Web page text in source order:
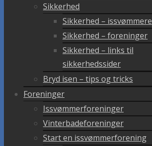
Sikkerhed
Sikkerhed – issvømmere
Sikkerhed – foreninger
Sikkerhed – links til
sikkerhedssider
Bryd isen – tips og tricks
Foreninger
Issvømmerforeninger
Vinterbadeforeninger
Start en issvømmerforening